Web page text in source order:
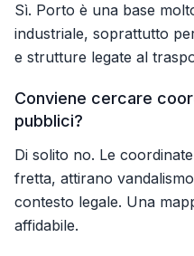
Sì. Porto è una base
industriale, soprattutto
e strutture legate al
Conviene cercare
pubblici?
Di solito no. Le
fretta, attirano
contesto legale. Una
affidabile.